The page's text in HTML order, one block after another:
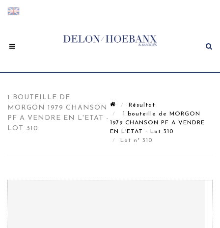
1 BOUTEILLE DE
MORGON 1979 CHANSON
PF A VENDRE EN L'ETAT -
LOT 310
Résultat
1 bouteille de MORGON
1979 CHANSON PF A VENDRE
EN L'ETAT - Lot 310
Lot n° 310